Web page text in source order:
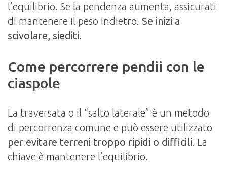
l’equilibrio. Se la pendenza aumenta, assicurati
di mantenere il peso indietro. Se inizi a
scivolare, siediti.
Come percorrere pendii con le
ciaspole
La traversata o il “salto laterale” è un metodo
di percorrenza comune e può essere utilizzato
per evitare terreni troppo ripidi o difficili. La
chiave è mantenere l’equilibrio.